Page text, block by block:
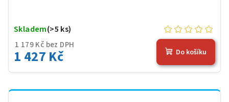
1 179 Kč bez DPH
1 427 Kč
Skladem(>5 ks)
Do košíku